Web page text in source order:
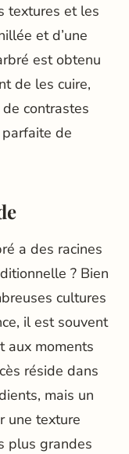
textures et les
et d’une
est obtenu
de les cuire,
contrastes
de
a des racines
? Bien
cultures
il est souvent
aux moments
réside dans
mais un
une texture
plus grandes